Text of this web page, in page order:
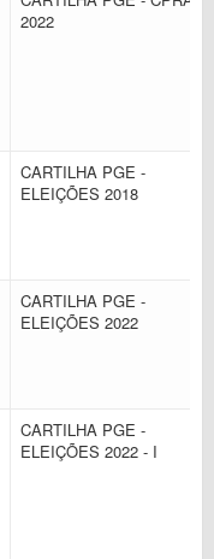
2022
CARTILHA PGE -
ELEIÇÕES 2018
CARTILHA PGE -
ELEIÇÕES 2022
CARTILHA PGE -
ELEIÇÕES 2022 - I